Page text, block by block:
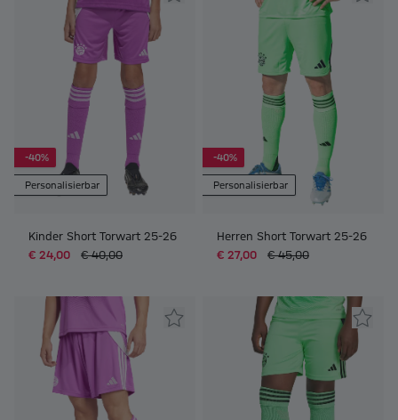
-40%
Personalisierbar
Kinder Short Torwart 25-26
€ 24,00
€ 40,00
-40%
Personalisierbar
Herren Short Torwart 25-26
€ 27,00
€ 45,00